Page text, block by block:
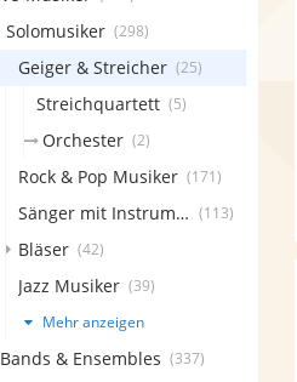
Solomusiker (298)
Geiger & Streicher (25)
Streichquartett (5)
Orchester (2)
Rock & Pop Musiker (171)
Sänger mit Instrument (113)
Bläser (42)
Jazz Musiker (39)
Mehr anzeigen
Bands & Ensembles (337)